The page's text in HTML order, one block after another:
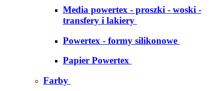
Media powertex - proszki - woski -
transfery i lakiery
Powertex - formy silikonowe
Papier Powertex
Farby